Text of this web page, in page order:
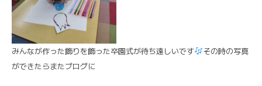
みんなが作った飾りを飾った卒園式が待ち遠しいです
その時の写真
ができたらまたブログに